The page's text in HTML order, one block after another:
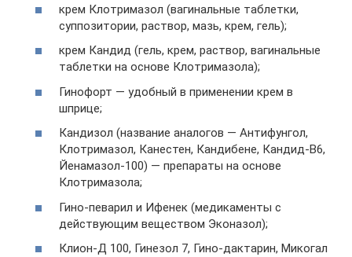
крем Клотримазол (вагинальные таблетки,
суппозитории, раствор, мазь, крем, гель);
крем Кандид (гель, крем, раствор, вагинальные
таблетки на основе Клотримазола);
Гинофорт — удобный в применении крем в
шприце;
Кандизол (название аналогов — Антифунгол,
Клотримазол, Канестен, Кандибене, Кандид-В6,
Йенамазол-100) — препараты на основе
Клотримазола;
Гино-певарил и Ифенек (медикаменты с
действующим веществом Эконазол);
Клион-Д 100, Гинезол 7, Гино-дактарин, Микогал